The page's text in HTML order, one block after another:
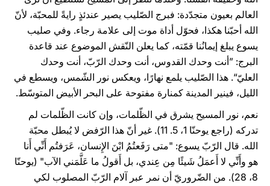
العالم بعيون متجدّدة: فبرج الصّليب يصير عندئذٍ رايةً للمحبّة، لأنّ
الله أحبّنا هكذا، فحوّل أداة موت إلى علامة رجاء. وفي صليب
يسوع يبلغ إيمانُنا قمّته، كما يعلن النّقش الموضوع عند قاعدة
البرج: ”أنت وحدك القدوس، أنت وحدك الرّبّ، أنت وحدك
العليّ“. هذا الصّليب يلمع نهارًا، ويعكس نور الشّمس، ويسطع في
الليل، فينير المدينة كمنارة مفتوحة على البحر الأبيض المتوسّط.
نعم، نور المسيح يشرق في الظّلمات، وإن كانت الظّلمات لم
تدركه (راجع يوحنّا 1، 5. 11). غير أنّ هذا الرّفض لا يُبطل محبّة
الله. قال الرّبّ يسوع: "متى رَفَعتُمُ ابْنَ الإِنسان، عَرَفتُم أَنِّي أَنا
هو وأَنِّي لا أَعمَلُ شَيئًا مِن عِندي، بل أَقولُ ما عَلَّمَني الآب" (يوحنّا
8، 28). من الضّروريّ أن نمر عبر آلام الرّبّ المصلوب لكي